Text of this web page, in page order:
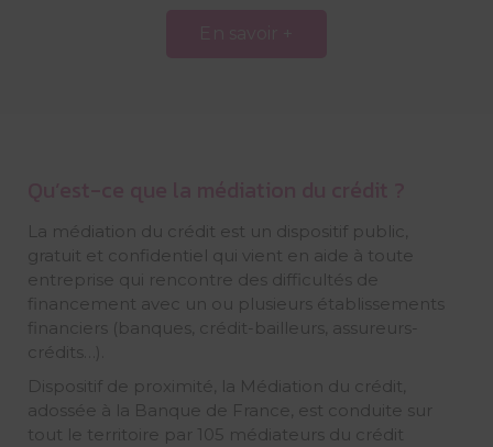
La médiation du crédit est un dispositif public,
gratuit et confidentiel qui vient en aide à toute
entreprise qui rencontre des difficultés de
financement avec un ou plusieurs établissements
financiers (banques, crédit-bailleurs, assureurs-
crédits…).
Dispositif de proximité, la Médiation du crédit,
adossée à la Banque de France, est conduite sur
tout le territoire par 105 médiateurs du crédit